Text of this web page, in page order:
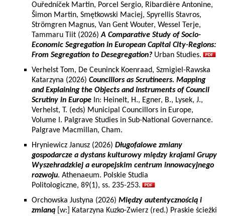
Ouředníček Martin, Porcel Sergio, Ribardière Antonine,
Šimon Martin, Smętkowski Maciej, Spyrellis Stavros,
Strömgren Magnus, Van Gent Wouter, Wessel Terje,
Tammaru Tiit (2026)A Comparative Study of Socio-
Economic Segregation in European Capital City-Regions:
From Segregation to Desegregation? Urban Studies.
Verhelst Tom, De Ceuninck Koenraad, Szmigiel-Rawska
Katarzyna (2026) Councillors as Scrutineers. Mapping
and Explaining the Objects and Instruments of Council
Scrutiny in Europe In: Heinelt, H., Egner, B., Lysek, J.,
Verhelst, T. (eds) Municipal Councillors in Europe,
Volume I. Palgrave Studies in Sub-National Governance.
Palgrave Macmillan, Cham.
Hryniewicz Janusz (2026) Długofalowe zmiany
gospodarcze a dystans kulturowy między krajami Grupy
Wyszehradzkiej a europejskim centrum innowacyjnego
rozwoju. Athenaeum. Polskie Studia
Politologiczne, 89(1), ss. 235-253.
Orchowska Justyna (2026) Między autentycznością i
zmianą [w:] Katarzyna Kuzko-Zwierz (red.) Praskie ścieżki